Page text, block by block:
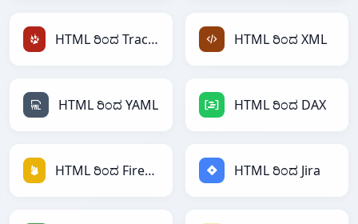
HTML ರಿಂದ TracWiki HTML ರಿಂದ XML
HTML ರಿಂದ YAML HTML ರಿಂದ DAX
HTML ರಿಂದ Firebase HTML ರಿಂದ Jira